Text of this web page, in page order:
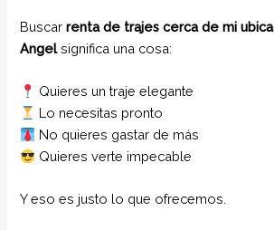
Buscarrenta de trajes cerca de mi
Angelsignifica una cosa:
Quieres un traje elegante
Lo necesitas pronto
No quieres gastar de más
Quieres verte impecable
Y eso es justo lo que ofrecemos.